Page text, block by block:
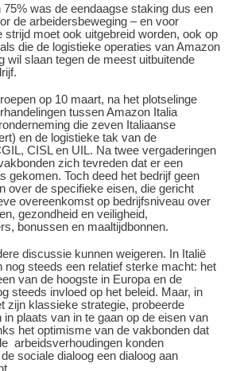
was de eendaagse staking dus een
de arbeidersbeweging – en voor
moet ook uitgebreid worden, ook op
die de logistieke operaties van Amazon
wil slaan tegen de meest uitbuitende
op 10 maart, na het plotselinge
tussen Amazon Italia
die zeven Italiaanse
en de logistieke tak van de
CISL en UIL. Na twee vergaderingen
zich tevreden dat er een
gekomen. Toch deed het bedrijf geen
over de specifieke eisen, die gericht
overeenkomst op bedrijfsniveau over
gezondheid en veiligheid,
bonussen en maaltijdbonnen.
discussie kunnen weigeren. In Italië
nog steeds een relatief sterke macht: het
van de hoogste in Europa en de
steeds invloed op het beleid. Maar, in
zijn klassieke strategie, probeerde
plaats van in te gaan op de eisen van
het optimisme van de vakbonden dat
arbeidsverhoudingen konden
sociale dialoog een dialoog aan